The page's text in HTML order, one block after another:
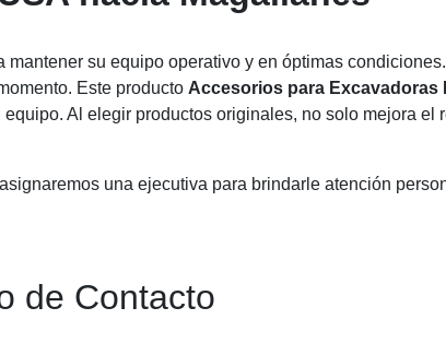
mantener su equipo operativo y en óptimas
Este producto Accesorios para Excavadoras
Al elegir productos originales, no solo mejora el
una ejecutiva para brindarle atención
de Contacto